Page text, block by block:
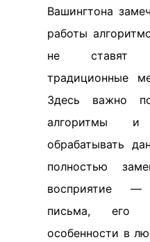
Вашингтона
работы
не ставят
традиционные
Здесь важно
алгоритмы
обрабатывать
полностью
восприятие —
письма, его
особенности в